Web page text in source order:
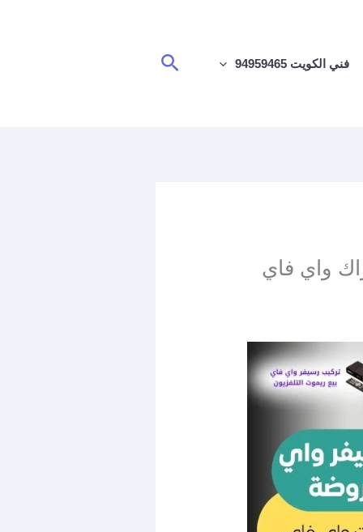
فني الكويت 94959465 البحث
/ تجديد اشتراك واي فاي